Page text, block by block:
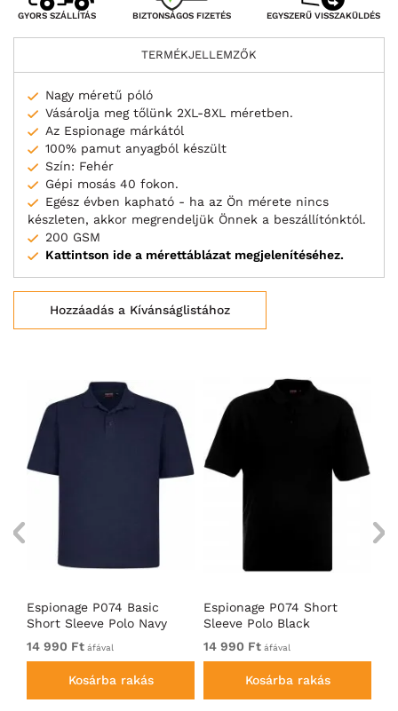
GYORS SZÁLLÍTÁS BIZTONSÁGOS FIZETÉS EGYSZERŰ VISSZAKÜLDÉS
TERMÉKJELLEMZŐK
Nagy méretű póló
Vásárolja meg tőlünk 2XL-8XL méretben.
Az Espionage márkától
100% pamut anyagból készült
Szín: Fehér
Gépi mosás 40 fokon.
Egész évben kapható - ha az Ön mérete nincs
készleten, akkor megrendeljük Önnek a beszállítónktól.
200 GSM
Kattintson ide a mérettáblázat megjelenítéséhez.
Hozzáadás a Kívánságlistához
Espionage P074 Basic
Short Sleeve Polo Navy
14 990 Ft áfával
Kosárba rakás
Espionage P074 Short
Sleeve Polo Black
14 990 Ft áfával
Kosárba rakás